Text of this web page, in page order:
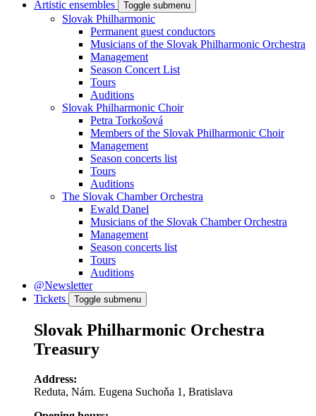
Artistic ensembles
Toggle submenu
Slovak Philharmonic
Permanent guest conductors
Musicians of the Slovak Philharmonic Orchestra
Management
Season Concert List
Tours
Auditions
Slovak Philharmonic Choir
Petra Torkošová
Members of the Slovak Philharmonic Choir
Management
Season concerts list
Tours
Auditions
The Slovak Chamber Orchestra
Ewald Danel
Musicians of the Slovak Chamber Orchestra
Management
Season concerts list
Tours
Auditions
@Newsletter
Tickets
Toggle submenu
Slovak Philharmonic Orchestra
Treasury
Address:
Reduta, Nám. Eugena Suchoňa 1, Bratislava